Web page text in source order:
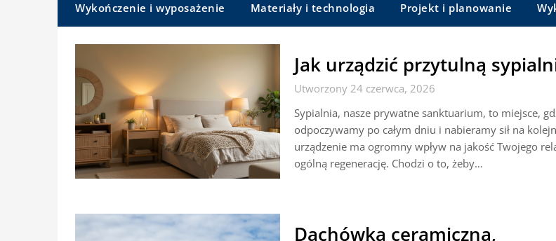
Wykończenie i wyposażenie Materiały i technologia Projekt i planowanie
Jak urządzić przytulną
Utworzony 24 czerwca, 2026
Sypialnia, nasze prywatne sanktuarium, to miejsce,
odpoczywamy po całym dniu i nabieramy sił na
urządzenie ma ogromny wpływ na jakość Twojego
ogólną regenerację. Chodzi o to, żeby…
Dachówka ceramiczna,